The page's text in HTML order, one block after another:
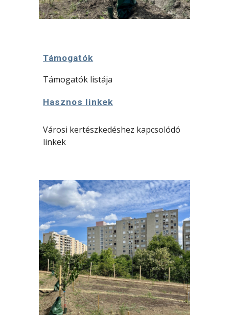
Támogatók
Támogatók listája
Hasznos linkek
Városi kertészkedéshez kapcsolódó
linkek